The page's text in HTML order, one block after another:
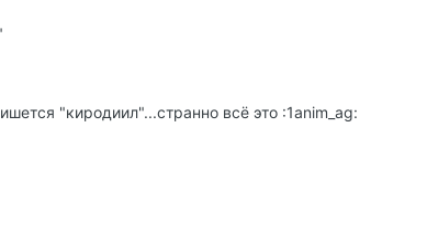
"киродиил"...странно всё это :1anim_ag: